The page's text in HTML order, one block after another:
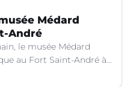
Médard
André
le musée Médard
au Fort Saint-André à